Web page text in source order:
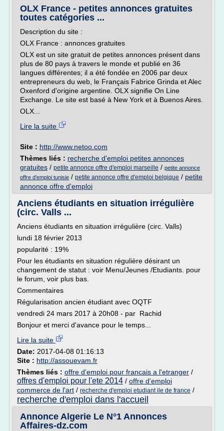
OLX France - petites annonces gratuites
toutes catégories ...
Description du site :
OLX France : annonces gratuites
OLX est un site gratuit de petites annonces présent dans
plus de 80 pays à travers le monde et publié en 36
langues différentes; il a été fondée en 2006 par deux
entrepreneurs du web, le Français Fabrice Grinda et Alec
Oxenford d'origine argentine. OLX signifie On Line
Exchange. Le site est basé à New York et à Buenos Aires.
OLX...
Lire la suite
Site : http://www.netoo.com
Thèmes liés : recherche d'emploi petites annonces
gratuites / petite annonce offre d'emploi marseille / petite annonce
offre d'emploi tunisie / petite annonce offre d'emploi belgique / petite
annonce offre d'emploi
Anciens étudiants en situation irrégulière
(circ. Valls ...
Anciens étudiants en situation irrégulière (circ. Valls)
lundi 18 février 2013
popularité : 19%
Pour les étudiants en situation régulière désirant un
changement de statut : voir Menu/Jeunes /Etudiants. pour
le forum, voir plus bas.
Commentaires
Régularisation ancien étudiant avec OQTF
vendredi 24 mars 2017 à 20h08 - par Rachid
Bonjour et merci d'avance pour le temps...
Lire la suite
Date: 2017-04-08 01:16:13
Site : http://assouevam.fr
Thèmes liés : offre d'emploi pour francais a l'etranger /
offres d'emploi pour l'ete 2014 / offre d'emploi
commerce de l'art / recherche d'emploi etudiant ile de france /
recherche d'emploi dans l'accueil
Annonce Algerie Le N°1 Annonces
Affaires-dz.com